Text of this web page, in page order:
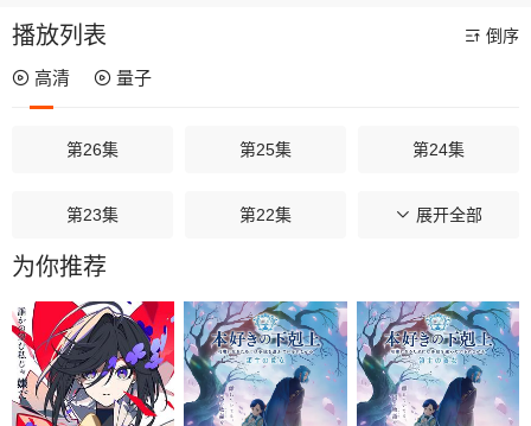
播放列表 倒序
高清 量子
第26集 第25集 第24集
第23集 第22集 第21集
第20集
第17集 第16集 第15集
第14集 第13集 第12集
展开全部
为你推荐